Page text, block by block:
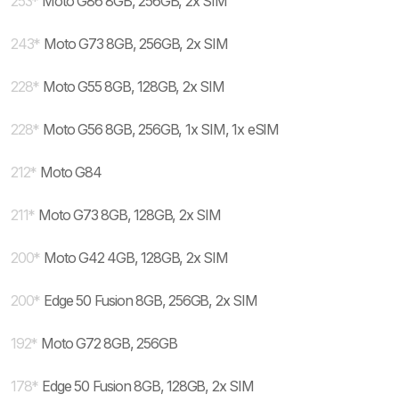
243* Moto G73 8GB, 256GB, 2x SIM
228* Moto G55 8GB, 128GB, 2x SIM
228* Moto G56 8GB, 256GB, 1x SIM, 1x eSIM
212* Moto G84
211* Moto G73 8GB, 128GB, 2x SIM
200* Moto G42 4GB, 128GB, 2x SIM
200* Edge 50 Fusion 8GB, 256GB, 2x SIM
192* Moto G72 8GB, 256GB
178* Edge 50 Fusion 8GB, 128GB, 2x SIM